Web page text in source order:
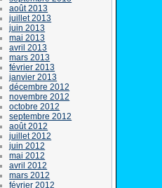
août 2013
juillet 2013
juin 2013
mai 2013
avril 2013
mars 2013
février 2013
janvier 2013
décembre 2012
novembre 2012
octobre 2012
septembre 2012
août 2012
juillet 2012
juin 2012
mai 2012
avril 2012
mars 2012
février 2012